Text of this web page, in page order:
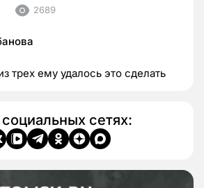
2689
трех ему удалось это сделать
сетях: